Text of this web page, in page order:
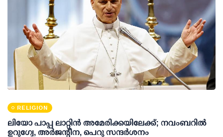
RELIGION
ലിയോ പാപ്പ ലാറ്റിൻ അമേരിക്കയിലേക്ക്; നവംബറിൽ
ഉറുഗ്വേ, അർജന്റീന, പെറു സന്ദർശനം